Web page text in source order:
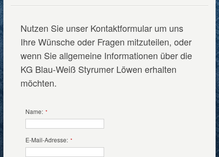
Nutzen Sie unser Kontaktformular um uns
Ihre Wünsche oder Fragen mitzuteilen, oder
wenn Sie allgemeine Informationen über die
KG Blau-Weiß Styrumer Löwen erhalten
möchten.
Name: *
E-Mail-Adresse: *